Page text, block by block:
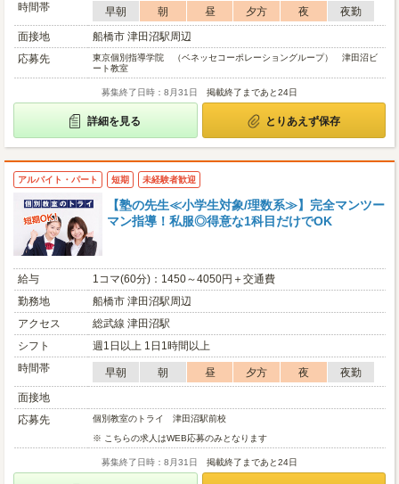
時間帯
早朝 朝 昼 夕方 夜
夜勤
面接地
船橋市 津田沼駅周辺
応募先
東京個別指導学院 （ベネッセコーポレーショングループ） 津田沼ビ
ート教室
募集終了日時：8月31日 掲載終了まであと24日
詳細を見る とりあえず保存
アルバイト・パート 短期 未経験者歓迎
【塾の先生≪小学生対象/理数系≫】完全マンツー
マン指導！私服◎得意な1科目だけでOK
給与
1コマ(60分)：1450～4050円＋交通費
勤務地
船橋市 津田沼駅周辺
アクセス
総武線 津田沼駅
シフト
週1日以上 1日1時間以上
時間帯
早朝 朝 昼 夕方 夜
夜勤
面接地
応募先
個別教室のトライ 津田沼駅前校
※ こちらの求人はWEB応募のみとなります
募集終了日時：8月31日 掲載終了まであと24日